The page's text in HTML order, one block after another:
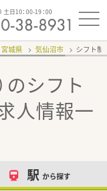
土日10：00-19：00
宮城県 気仙沼市 シフト制
のシフト
人情報一
駅 から探す